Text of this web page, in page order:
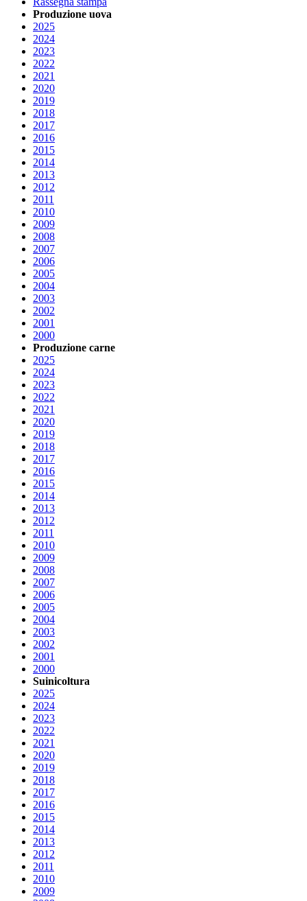
Produzione uova
2025
2024
2023
2022
2021
2020
2019
2018
2017
2016
2015
2014
2013
2012
2011
2010
2009
2008
2007
2006
2005
2004
2003
2002
2001
2000
Produzione carne
2025
2024
2023
2022
2021
2020
2019
2018
2017
2016
2015
2014
2013
2012
2011
2010
2009
2008
2007
2006
2005
2004
2003
2002
2001
2000
Suinicoltura
2025
2024
2023
2022
2021
2020
2019
2018
2017
2016
2015
2014
2013
2012
2011
2010
2009